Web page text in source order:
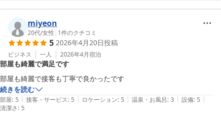
2026-03-14
お褒めの言葉をいただき、大変嬉しく思います。
今後ともサービス向上に努めて参ります。
また機会がございましたら是非、当館へお立ち寄りくださいませ。
お客様にまた会える日をお待ち申し上げております。
この度は貴重なお時間の中、口コミにご返信いただきまして、誠に
ありがとうございました。
miyeon
20代/女性 | 1件のクチコミ
5 2026年4月20日投稿
ビジネス 一人 2026年4月宿泊
部屋も綺麗で満足です
部屋も綺麗で接客も丁寧で良かったです
続きを読む
部屋: 5 | 接客・サービス: 5 | ロケーション: 5 | 温泉・お風呂: 3 | 設備: 5 |
清潔さ: 5